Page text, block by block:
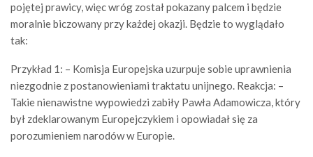
pojętej prawicy, więc wróg został pokazany palcem i będzie
moralnie biczowany przy każdej okazji. Będzie to wyglądało
tak:
Przykład 1: – Komisja Europejska uzurpuje sobie uprawnienia
niezgodnie z postanowieniami traktatu unijnego. Reakcja: –
Takie nienawistne wypowiedzi zabiły Pawła Adamowicza, który
był zdeklarowanym Europejczykiem i opowiadał się za
porozumieniem narodów w Europie.